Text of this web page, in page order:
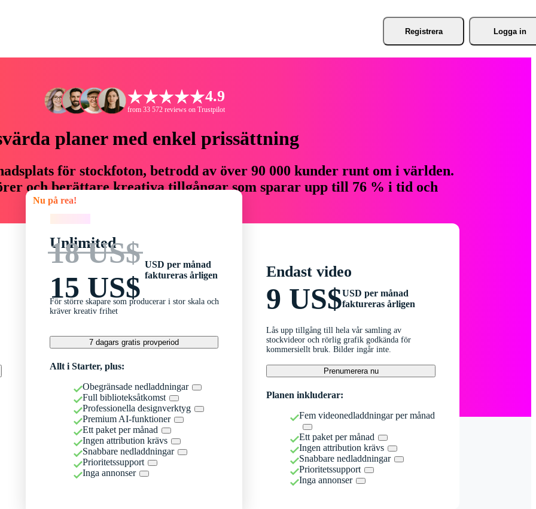
Registrera Logga in
4.9
from 33 572 reviews on Trustpilot
planer med enkel prissättning
för stockfoton, betrodd av över 90 000 kunder runt om i världen.
och berättare kreativa tillgångar som sparar upp till 76 % i tid och
Nu på rea!
Unlimited
18 US$
15 US$
USD per månad
faktureras årligen
För större skapare som producerar i stor skala och
kräver kreativ frihet
7 dagars gratis provperiod
Allt i Starter, plus:
Obegränsade nedladdningar
Full biblioteksåtkomst
Professionella designverktyg
Premium AI-funktioner
Ett paket per månad
Ingen attribution krävs
Snabbare nedladdningar
Prioritetssupport
Inga annonser
Endast video
9 US$USD per månad
faktureras årligen
Lås upp tillgång till hela vår samling av
stockvideor och rörlig grafik godkända för
kommersiellt bruk. Bilder ingår inte.
Prenumerera nu
Planen inkluderar:
Fem videonedladdningar per månad
Ett paket per månad
Ingen attribution krävs
Snabbare nedladdningar
Prioritetssupport
Inga annonser